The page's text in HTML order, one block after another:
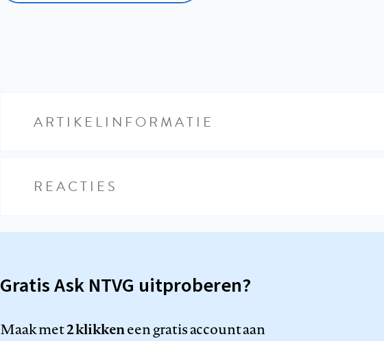
ARTIKELINFORMATIE
REACTIES
Gratis Ask NTVG uitproberen?
Maak met2 klikkeneen gratis account aan